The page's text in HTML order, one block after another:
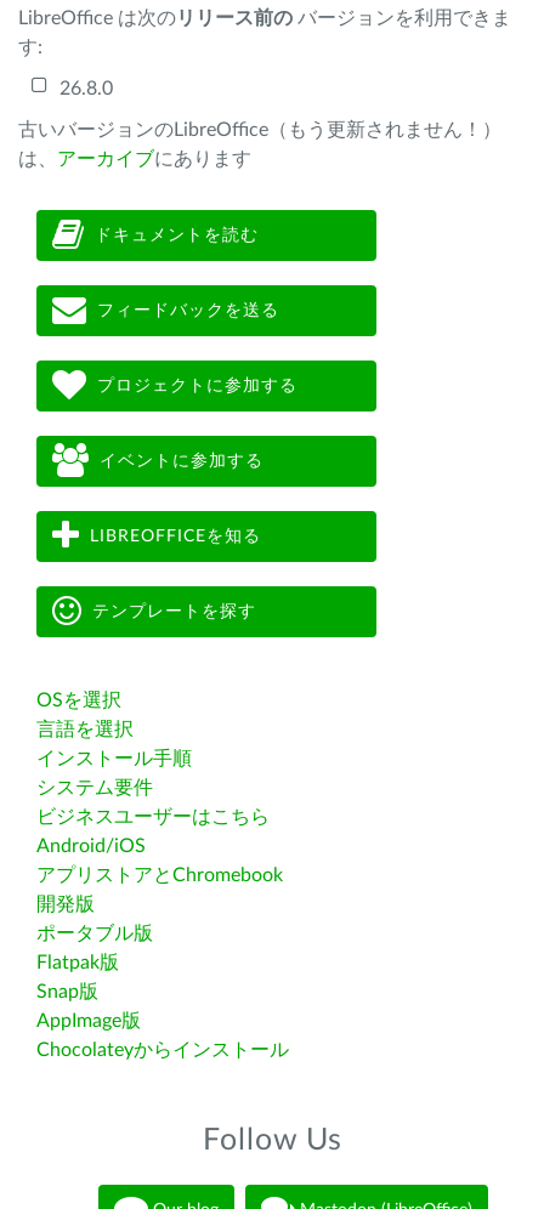
LibreOffice は次のリリース前の バージョンを利用できま
す:
26.8.0
古いバージョンのLibreOffice（もう更新されません！）
は、 アーカイブにあります
ドキュメントを読む
フィードバックを送る
プロジェクトに参加する
イベントに参加する
LIBREOFFICEを知る
テンプレートを探す
OSを選択
言語を選択
インストール手順
システム要件
ビジネスユーザーはこちら
Android/iOS
アプリストアとChromebook
開発版
ポータブル版
Flatpak版
Snap版
AppImage版
Chocolateyからインストール
Follow Us